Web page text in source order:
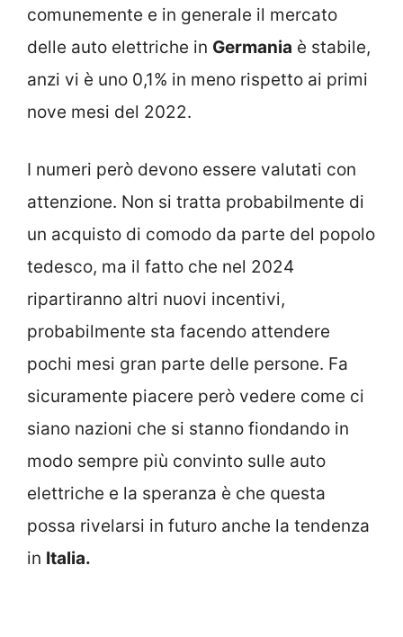
comunemente e in generale il mercato
delle auto elettriche in Germania è stabile,
anzi vi è uno 0,1% in meno rispetto ai primi
nove mesi del 2022.
I numeri però devono essere valutati con
attenzione. Non si tratta probabilmente di
un acquisto di comodo da parte del popolo
tedesco, ma il fatto che nel 2024
ripartiranno altri nuovi incentivi,
probabilmente sta facendo attendere
pochi mesi gran parte delle persone. Fa
sicuramente piacere però vedere come ci
siano nazioni che si stanno fiondando in
modo sempre più convinto sulle auto
elettriche e la speranza è che questa
possa rivelarsi in futuro anche la tendenza
in Italia.